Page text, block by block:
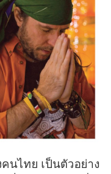
นไทย เป็นตัวอย่าง